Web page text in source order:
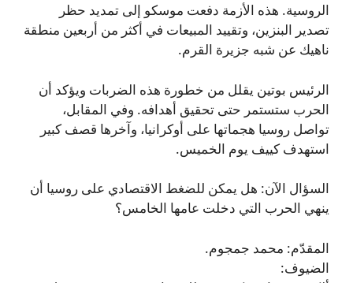
الروسية. هذه الأزمة دفعت موسكو إلى تمديد حظر
تصدير البنزين، وتقييد المبيعات في أكثر من أربعين منطقة
ناهيك عن شبه جزيرة القرم.
الرئيس بوتين يقلل من خطورة هذه الضربات ويؤكد أن
الحرب ستستمر حتى تحقيق أهدافه. وفي المقابل،
تواصل روسيا هجماتها على أوكرانيا، وآخرها قصف كبير
استهدف كييف يوم الخميس.
السؤال الآن: هل يمكن للضغط الاقتصادي على روسيا أن
ينهي الحرب التي دخلت عامها الخامس؟
المقدّم: محمد جمجوم.
الضيوف: